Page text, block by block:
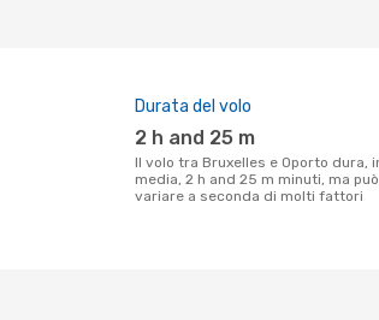
Durata del volo
2 h and 25 m
Il volo tra Bruxelles e Oporto dura, in
media, 2 h and 25 m minuti, ma può
variare a seconda di molti fattori